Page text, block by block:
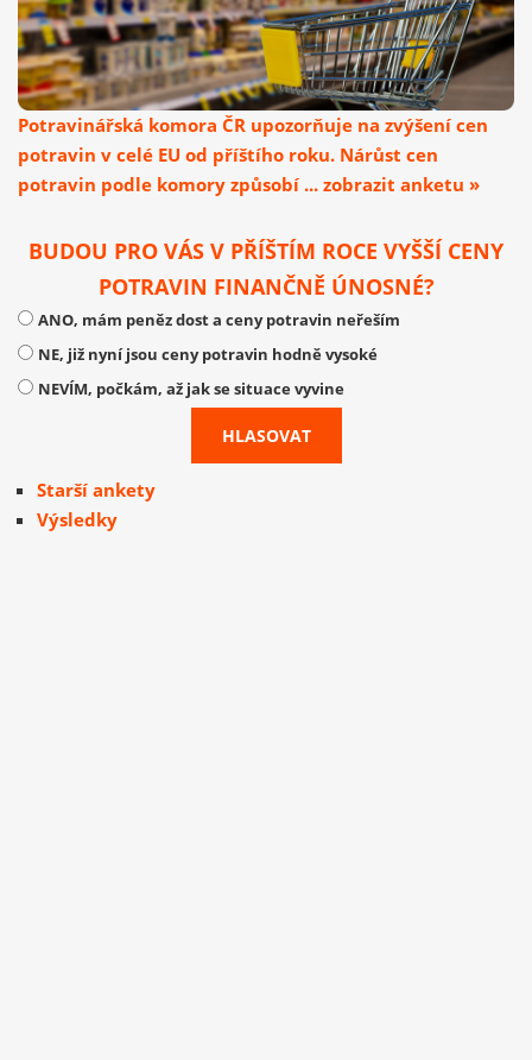
Potravinářská komora ČR upozorňuje na zvýšení cen
potravin v celé EU od příštího roku. Nárůst cen
potravin podle komory způsobí ... zobrazit anketu »
BUDOU PRO VÁS V PŘÍŠTÍM ROCE VYŠŠÍ CENY
POTRAVIN FINANČNĚ ÚNOSNÉ?
ANO, mám peněz dost a ceny potravin neřeším
NE, již nyní jsou ceny potravin hodně vysoké
NEVÍM, počkám, až jak se situace vyvine
Starší ankety
Výsledky